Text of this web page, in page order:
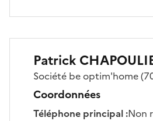
Patrick
Société be optim'home
Coordonnées
Téléphone principal:Non